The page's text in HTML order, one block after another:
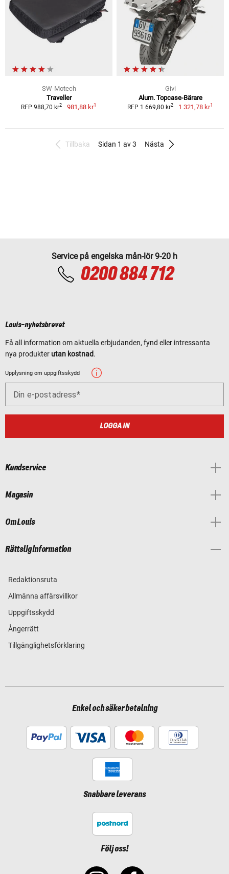
SW-Motech
Traveller
RFP 988,70 kr2 981,88 kr1
Givi
Alum. Topcase-Bärare
RFP 1 669,80 kr2 1 321,78 kr1
Tillbaka Sidan 1 av 3 Nästa
Service på engelska mån-lör 9-20 h
0200 884 712
Louis-nyhetsbrevet
Få all information om aktuella erbjudanden, fynd eller intressanta
nya produkter utan kostnad.
Upplysning om uppgiftsskydd
Din e-postadress
LOGGA IN
Kundservice
Magasin
Om Louis
Rättslig information
Redaktionsruta
Allmänna affärsvillkor
Uppgiftsskydd
Ångerrätt
Tillgänglighetsförklaring
Enkel och säker betalning
Snabbare leverans
Följ oss!